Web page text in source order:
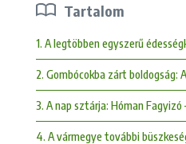
Tartalom
1. A legtöbben egyszerű
2. Gombócokba zárt boldogság:
3. A nap sztárja: Hóman Fagyizó
4. A vármegye további